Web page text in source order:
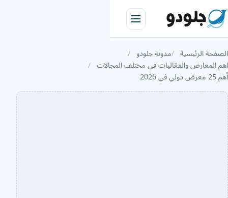
الصفحة الرئيسية مدونة جلودو
اهم المعارض والفعّاليات في مختلف المجالات
أهم 25 معرض دولي في 2026